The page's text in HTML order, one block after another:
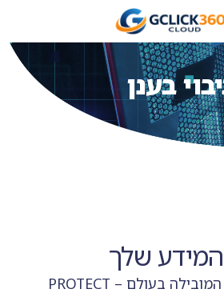
בענן
שלך
עם טכנולוגיית גיבוי המובילה בעולם – PROTECT